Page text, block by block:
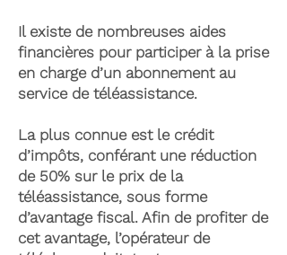
Il existe de nombreuses aides
financières pour participer à la prise
en charge d’un abonnement au
service de téléassistance.
La plus connue est le crédit
d’impôts, conférant une réduction
de 50% sur le prix de la
téléassistance, sous forme
d’avantage fiscal. Afin de profiter de
cet avantage, l’opérateur de